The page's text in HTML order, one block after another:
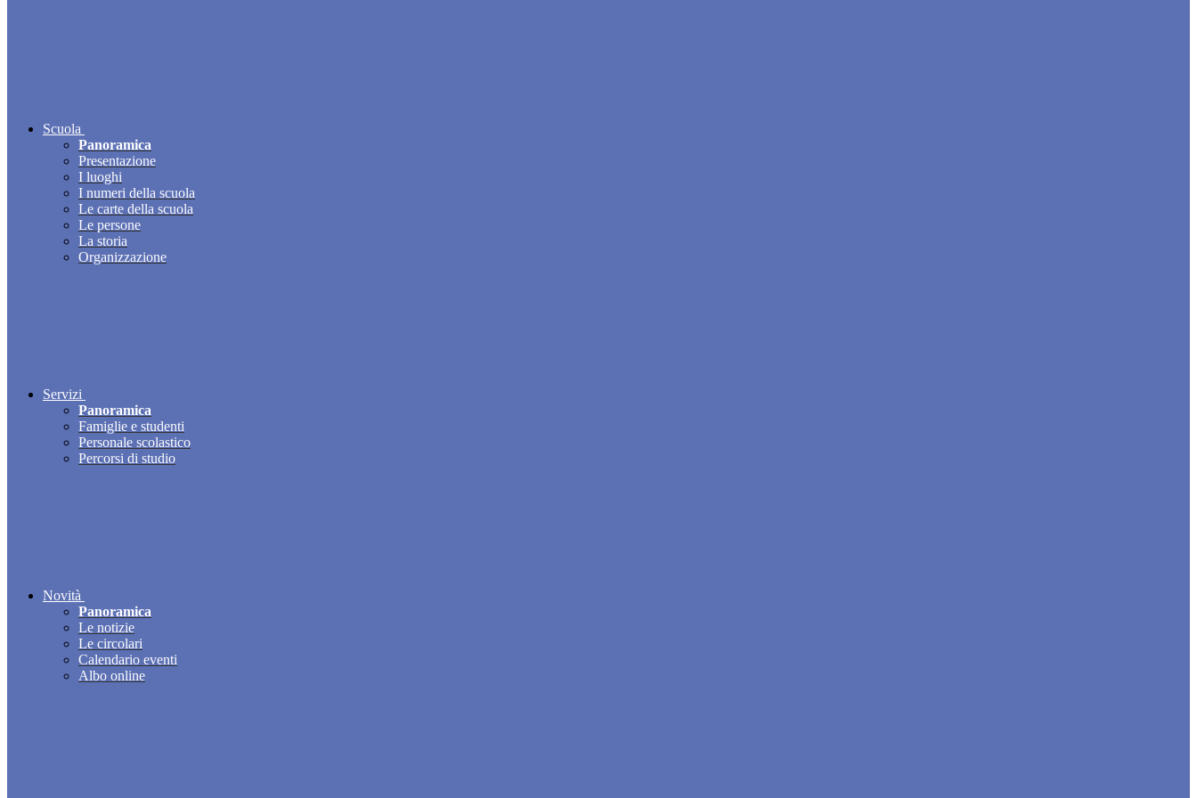
Scuola
Panoramica
Presentazione
I luoghi
I numeri della scuola
Le carte della scuola
Le persone
La storia
Organizzazione
Servizi
Panoramica
Famiglie e studenti
Personale scolastico
Percorsi di studio
Novità
Panoramica
Le notizie
Le circolari
Calendario eventi
Albo online